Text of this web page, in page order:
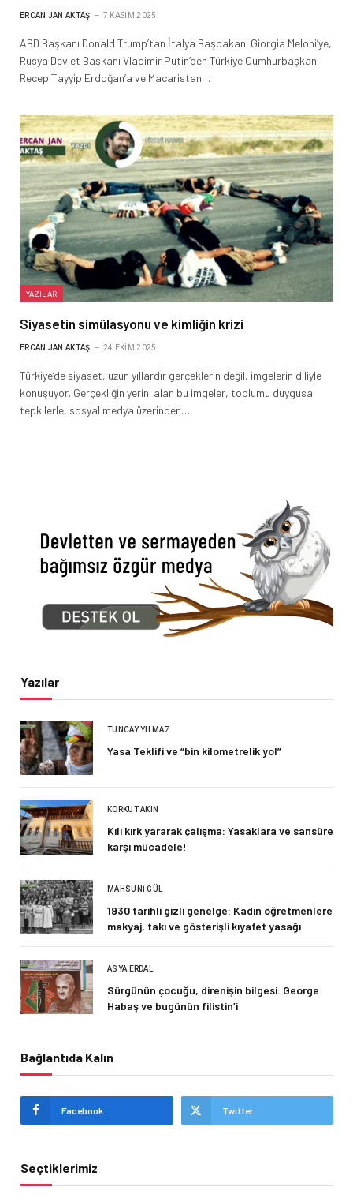
ERCAN JAN AKTAŞ 7 KASIM 2025
ABD Başkanı Donald Trump’tan İtalya Başbakanı Giorgia Meloni’ye,
Rusya Devlet Başkanı Vladimir Putin’den Türkiye Cumhurbaşkanı
Recep Tayyip Erdoğan’a ve Macaristan…
YAZILAR
Siyasetin simülasyonu ve kimliğin krizi
ERCAN JAN AKTAŞ 24 EKIM 2025
Türkiye’de siyaset, uzun yıllardır gerçeklerin değil, imgelerin diliyle
konuşuyor. Gerçekliğin yerini alan bu imgeler, toplumu duygusal
tepkilerle, sosyal medya üzerinden…
Yazılar
TUNCAY YILMAZ
Yasa Teklifi ve “bin kilometrelik yol”
KORKUT AKIN
Kılı kırk yararak çalışma: Yasaklara ve sansüre
karşı mücadele!
MAHSUNI GÜL
1930 tarihli gizli genelge: Kadın öğretmenlere
makyaj, takı ve gösterişli kıyafet yasağı
ASYA ERDAL
Sürgünün çocuğu, direnişin bilgesi: George
Habaş ve bugünün filistin’i
Bağlantıda Kalın
Facebook Twitter
Seçtiklerimiz